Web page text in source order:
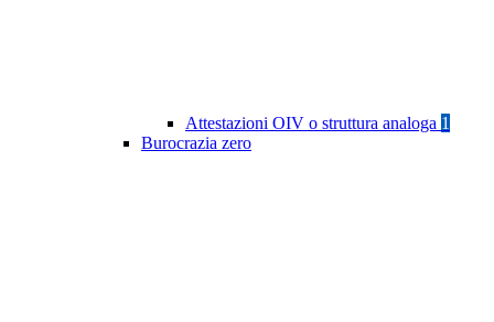
Attestazioni OIV o struttura analoga 1
Burocrazia zero